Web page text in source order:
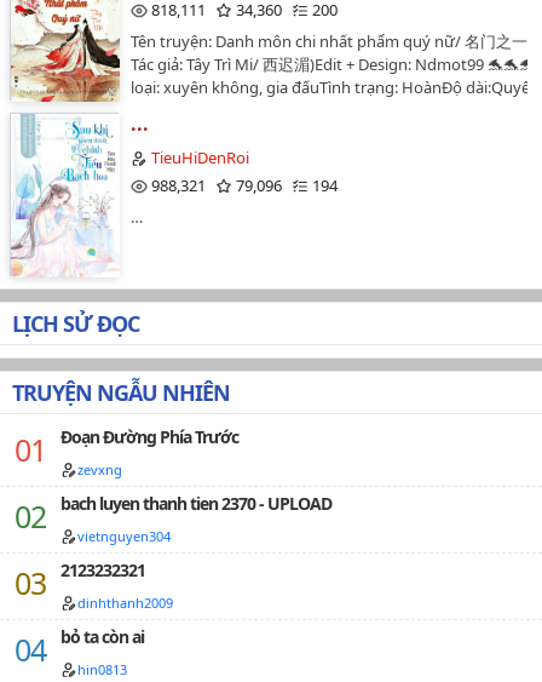
không có tý kiến thức nào về bóng chuyền luôn. Mấy
cái sự việc trong đây là do mình tưởng tượng nên
hoàn toàn không có trong tác phẩm, vì vậy mình
Hinata sẽ trở lại làm nam chứ không phải là nữ vĩnh
viễn.TRUYỆN CHỈ ĐƯỢC VIẾT TẠI WATTPAD, NẾU BẠN
818,111
34,360
200
Tên truyện: Danh môn chi nhất phẩm quý nữ/ 名门之一
Tác giả: Tây Trì Mi/ 西迟湄)Edit + Design: Ndmot99
loại: xuyên không, gia đấuTình trạng: HoànĐộ dài:Quyển
chươngQuyển 5: 8 chương ...Nguồn convert:
https://wikidich.com/truyen/danh-mon-chi-nhat-pham-
W7EFWVS4CF1oxSrfNguồn tiếng Trung:
ngày 30/07/2020…
...
TieuHiDenRoi
988,321
79,096
194
…
LỊCH SỬ ĐỌC
TRUYỆN NGẪU NHIÊN
Đoạn Đường Phía Trước
zevxng
bach luyen thanh tien 2370 - UPLOAD
vietnguyen304
2123232321
dinhthanh2009
bỏ ta còn ai
hin0813